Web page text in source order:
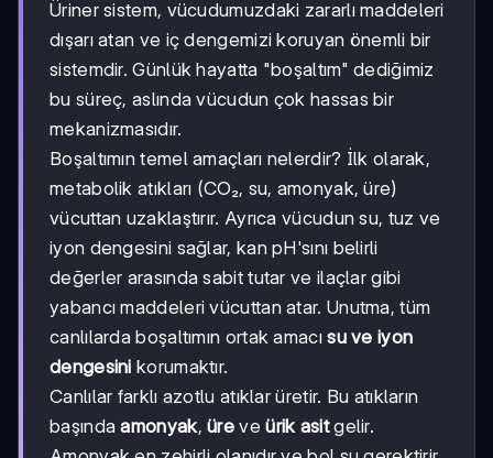
Üriner sistem, vücudumuzdaki zararlı maddeleri
dışarı atan ve iç dengemizi koruyan önemli bir
sistemdir. Günlük hayatta "boşaltım" dediğimiz
bu süreç, aslında vücudun çok hassas bir
mekanizmasıdır.
Boşaltımın temel amaçları nelerdir? İlk olarak,
metabolik atıkları (CO₂, su, amonyak, üre)
vücuttan uzaklaştırır. Ayrıca vücudun su, tuz ve
iyon dengesini sağlar, kan pH'sını belirli
değerler arasında sabit tutar ve ilaçlar gibi
yabancı maddeleri vücuttan atar. Unutma, tüm
canlılarda boşaltımın ortak amacısu ve iyon
dengesini korumaktır.
Canlılar farklı azotlu atıklar üretir. Bu atıkların
başındaamonyak,üre veürik asitgelir.